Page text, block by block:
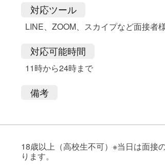
対応ツール
LINE、ZOOM、スカイプなど面接者
対応可能時間
11時から24時まで
備考
18歳以上（高校生不可）※当日は面接
ります。